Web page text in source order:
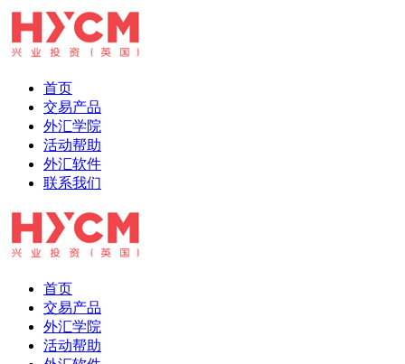
首页
交易产品
外汇学院
活动帮助
外汇软件
联系我们
首页
交易产品
外汇学院
活动帮助